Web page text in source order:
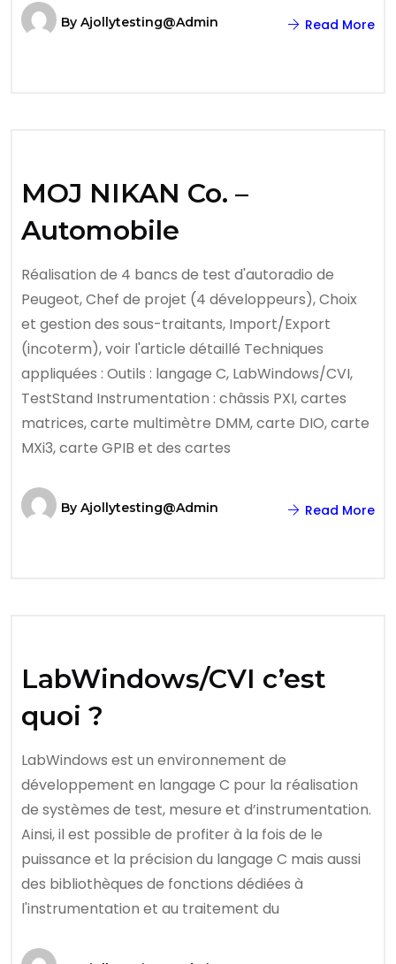
By Ajollytesting@admin Read More
MOJ NIKAN Co. –
Automobile
Réalisation de 4 bancs de test d'autoradio de
Peugeot, Chef de projet (4 développeurs), Choix
et gestion des sous-traitants, Import/Export
(incoterm), voir l'article détaillé Techniques
appliquées : Outils : langage C, LabWindows/CVI,
TestStand Instrumentation : châssis PXI, cartes
matrices, carte multimètre DMM, carte DIO, carte
MXi3, carte GPIB et des cartes
By Ajollytesting@admin Read More
LabWindows/CVI c’est
quoi ?
LabWindows est un environnement de
développement en langage C pour la réalisation
de systèmes de test, mesure et d’instrumentation.
Ainsi, il est possible de profiter à la fois de le
puissance et la précision du langage C mais aussi
des bibliothèques de fonctions dédiées à
l'instrumentation et au traitement du